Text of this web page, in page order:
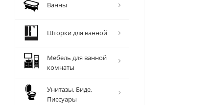
Ванны
Шторки для ванной
Мебель для ванной
комнаты
Унитазы, Биде,
Писсуары